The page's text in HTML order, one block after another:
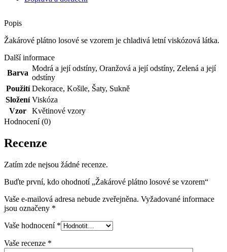
Popis
Žakárové plátno losové se vzorem je chladivá letní viskózová látka.
Další informace
Barva
Modrá a její odstíny, Oranžová a její odstíny, Zelená a její
odstíny
Použití Dekorace, Košile, Šaty, Sukně
Složení Viskóza
Vzor
Květinové vzory
Hodnocení (0)
Recenze
Zatím zde nejsou žádné recenze.
Buďte první, kdo ohodnotí „Žakárové plátno losové se vzorem“
Vaše e-mailová adresa nebude zveřejněna. Vyžadované informace
jsou označeny *
Vaše hodnocení *
Vaše recenze *